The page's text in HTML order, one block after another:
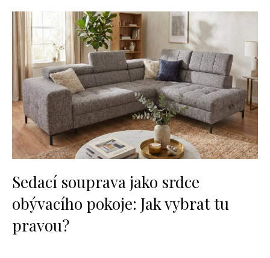
Sedací souprava jako srdce
obývacího pokoje: Jak vybrat tu
pravou?